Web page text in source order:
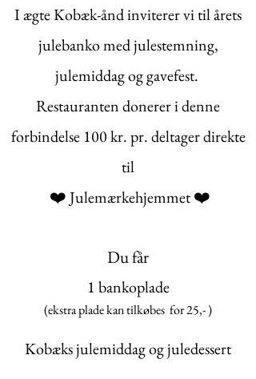
I ægte Kobæk-ånd inviterer vi til årets
julebanko med julestemning,
julemiddag og gavefest.
Restauranten donerer i denne
forbindelse 100 kr. pr. deltager direkte
til
❤️Julemærkehjemmet❤️
Du får
1 bankoplade
(ekstra plade kan tilkøbes for 25,- )
Kobæks julemiddag og juledessert